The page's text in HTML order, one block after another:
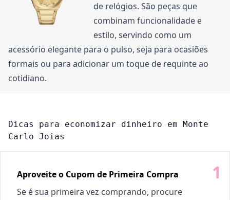
de relógios. São peças que
combinam funcionalidade e
estilo, servindo como um
acessório elegante para o pulso, seja para ocasiões
formais ou para adicionar um toque de requinte ao
cotidiano.
Dicas para economizar dinheiro em Monte
Carlo Joias
Aproveite o Cupom de Primeira Compra
Se é sua primeira vez comprando, procure